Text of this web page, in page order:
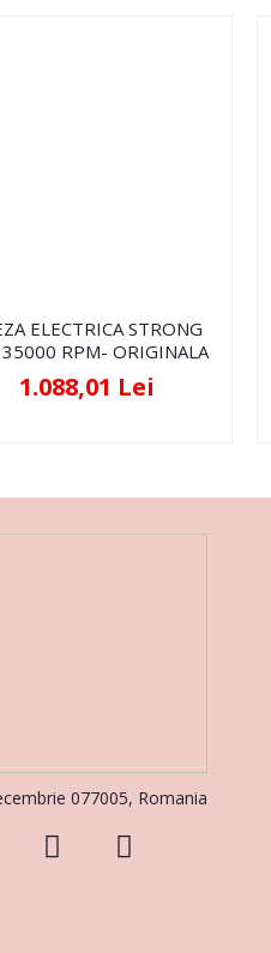
ELECTRICA STRONG
RPM- ORIGINALA
1.088,01 Lei
077005, Romania